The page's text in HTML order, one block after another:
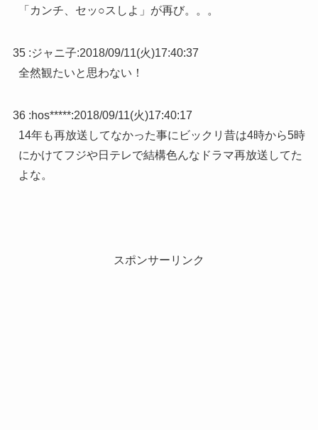
「カンチ、セッ○スしよ」が再び。。。
35 :ジャニ子:2018/09/11(火)17:40:37
全然観たいと思わない！
36 :hos*****:2018/09/11(火)17:40:17
14年も再放送してなかった事にビックリ昔は4時から5時
にかけてフジや日テレで結構色んなドラマ再放送してた
よな。
スポンサーリンク